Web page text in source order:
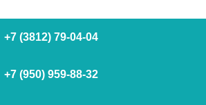
+7 (3812) 79-04-04
+7 (950) 959-88-32